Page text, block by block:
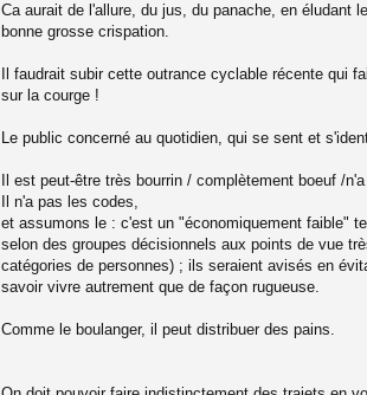
g
e
o
Ca aurait de l'allure, du jus, du panache, en éludant
bonne grosse crispation.
Il faudrait subir cette outrance cyclable récente qui
sur la courge !
Le public concerné au quotidien, qui se sent et
Il est peut-être très bourrin / complètement boeuf /
Il n'a pas les codes,
et assumons le : c'est un "économiquement faible"
selon des groupes décisionnels aux points de vue
catégories de personnes) ; ils seraient avisés en
savoir vivre autrement que de façon rugueuse.
Comme le boulanger, il peut distribuer des pains.